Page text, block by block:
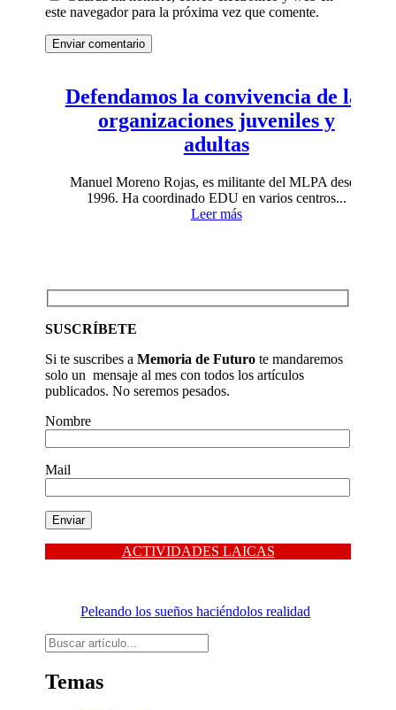
este navegador para la próxima vez que comente.
Enviar comentario
Defendamos la convivencia de las
organizaciones juveniles y
adultas
Manuel Moreno Rojas, es militante del MLPA desde
1996. Ha coordinado EDU en varios centros...
Leer más
SUSCRÍBETE
Si te suscribes aMemoria de Futuro te mandaremos
solo un mensaje al mes con todos los artículos
publicados. No seremos pesados.
Nombre
Mail
ACTIVIDADES LAICAS
Peleando los sueños haciéndolos realidad
Buscar
Temas